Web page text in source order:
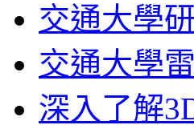
交通大學
交通大學
深入了解